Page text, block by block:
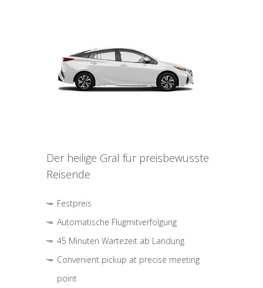
Der heilige Gral für preisbewusste
Reisende
Festpreis
Automatische Flugmitverfolgung
45 Minuten Wartezeit ab Landung
Convenient pickup at precise meeting
point